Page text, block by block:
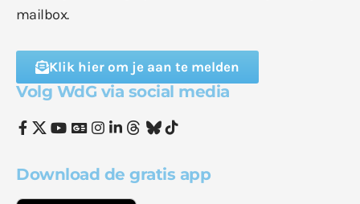
mailbox.
Klik hier om je aan te melden
Volg WdG via social media
Download de gratis app